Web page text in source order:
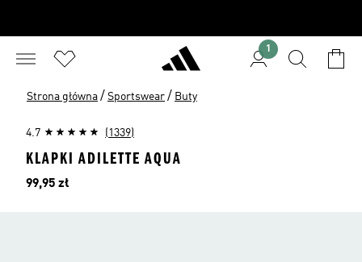
1
Strona główna / Sportswear / Buty
4.7 (1339)
KLAPKI ADILETTE AQUA
Cena
99,95 zł